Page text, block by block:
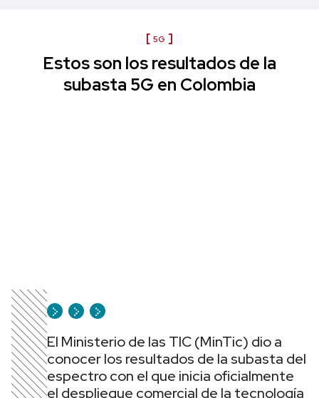
5G
Estos son los resultados de la
subasta 5G en Colombia
El Ministerio de las TIC (MinTic) dio a
conocer los resultados de la subasta del
espectro con el que inicia oficialmente
el despliegue comercial de la tecnología